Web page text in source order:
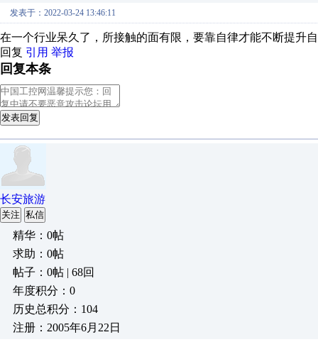
发表于：2022-03-24 13:46:11
在一个行业呆久了，所接触的面有限，要靠自律才能不断提升
回复 引用 举报
回复本条
发表回复
长安旅游
关注 私信
精华：0帖
求助：0帖
帖子：0帖 | 68回
年度积分：0
历史总积分：104
注册：2005年6月22日